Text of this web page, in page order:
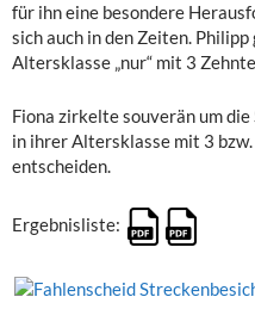
für ihn eine besondere
sich auch in den Zeiten.
Altersklasse „nur“ mit 3
Fiona zirkelte souverän um
in ihrer Altersklasse mit 3
entscheiden.
Ergebnisliste: